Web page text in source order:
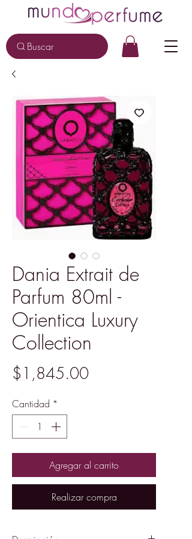
Buscar
Dania Extrait de
Parfum 80ml -
Orientica Luxury
Collection
$1,845.00Precio
Cantidad *
Agregar al carrito
Realizar compra